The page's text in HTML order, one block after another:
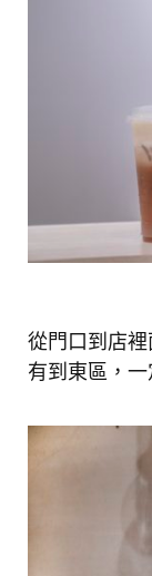
從門口到店
有到東區，